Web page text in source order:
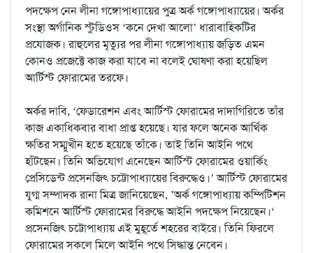
পদক্ষেপ নেন লীনা গঙ্গোপাধ্যায়ের পুত্র অর্ক গঙ্গোপাধ্যায়ের। অর্কর
সংস্থা অর্গানিক স্টুডিওস ‘কনে দেখা আলো’ ধারাবাহিকটির
প্রযোজক। রাহুলের মৃত্যুর পর লীনা গঙ্গোপাধ্যায় জড়িত এমন
কোনও প্রজেক্টে কাজ করা যাবে না বলেই ঘোষণা করা হয়েছিল
আর্টিস্ট ফোরামের তরফে।
অর্কর দাবি, ‘ফেডারেশন এবং আর্টিস্ট ফোরামের দাদাগিরিতে তাঁর
কাজ একাধিকবার বাধা প্রাপ্ত হয়েছে। যার ফলে অনেক আর্থিক
ক্ষতির সম্মুখীন হতে হয়েছে তাঁকে। তাই তিনি আইনি পথে
হাঁটছেন। তিনি অভিযোগ এনেছেন আর্টিস্ট ফোরামের ওয়ার্কিং
প্রেসিডেন্ট প্রসেনজিৎ চট্টোপাধ্যায়ের বিরুদ্ধেও।’ আর্টিস্ট ফোরামের
যুগ্ম সম্পাদক রানা মিত্র জানিয়েছেন, ’অর্ক গঙ্গোপাধ্যায় কম্পিটিশন
কমিশনে আর্টিস্ট ফোরামের বিরুদ্ধে আইনি পদক্ষেপ নিয়েছেন।‘
প্রসেনজিৎ চট্টোপাধ্যায় এই মুহূর্তে শহরের বাইরে। তিনি ফিরলে
ফোরামের সকলে মিলে আইনি পথে সিদ্ধান্ত নেবেন।